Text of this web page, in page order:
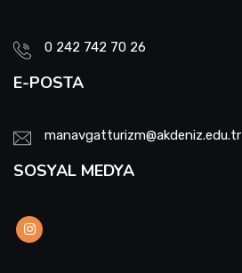
0 242 742 70 26
E-POSTA
manavgatturizm@akdeniz.edu.tr
SOSYAL MEDYA